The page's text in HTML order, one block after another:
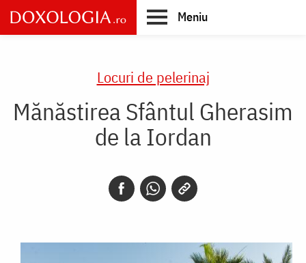
Skip
to
main
Meniu
Locuri de pelerinaj
Mănăstirea Sfântul Gherasim
de la Iordan